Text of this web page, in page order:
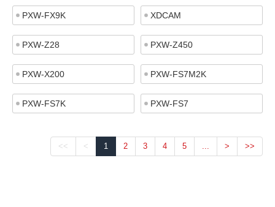
PXW-FX9K XDCAM
PXW-Z28 PXW-Z450
PXW-X200 PXW-FS7M2K
PXW-FS7K PXW-FS7
<< < 1 2 3 4 5 ... > >>